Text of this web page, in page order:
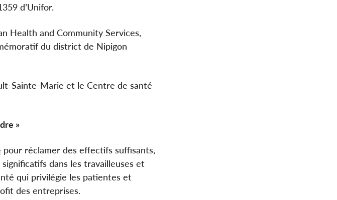
d’Unifor.
Health and Community Services,
du district de Nipigon
Sainte-Marie et le Centre de santé
»
pour réclamer des effectifs suffisants,
dans les travailleuses et
qui privilégie les patientes et
des entreprises.